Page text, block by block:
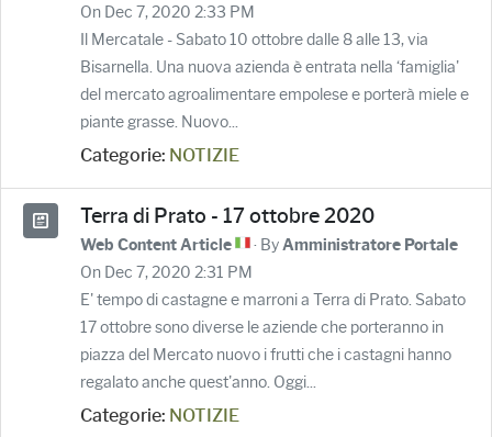
On Dec 7, 2020 2:33 PM
Il Mercatale - Sabato 10 ottobre dalle 8 alle 13, via
Bisarnella. Una nuova azienda è entrata nella ‘famiglia'
del mercato agroalimentare empolese e porterà miele e
piante grasse. Nuovo...
Categorie: NOTIZIE
Terra di Prato - 17 ottobre 2020
Web Content Article · ByAmministratore Portale
On Dec 7, 2020 2:31 PM
E' tempo di castagne e marroni a Terra di Prato. Sabato
17 ottobre sono diverse le aziende che porteranno in
piazza del Mercato nuovo i frutti che i castagni hanno
regalato anche quest'anno. Oggi...
Categorie: NOTIZIE